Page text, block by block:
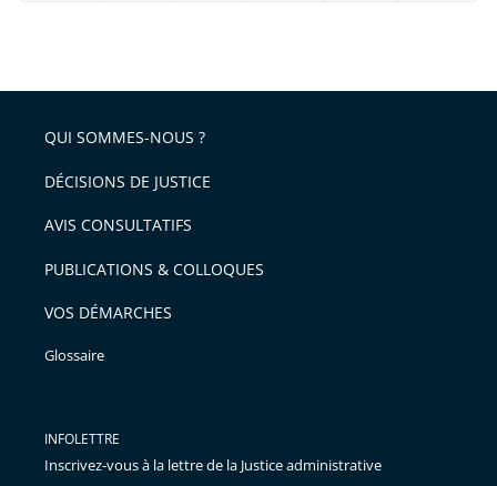
arriver
l'article
pour
avant
QUI SOMMES-NOUS ?
DÉCISIONS DE JUSTICE
AVIS CONSULTATIFS
PUBLICATIONS & COLLOQUES
VOS DÉMARCHES
Glossaire
INFOLETTRE
Inscrivez-vous à la lettre de la Justice administrative